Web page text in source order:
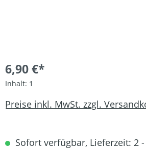
6,90 €*
Inhalt: 1
Preise inkl. MwSt. zzgl.
Sofort verfügbar, Lieferzeit: 2 -